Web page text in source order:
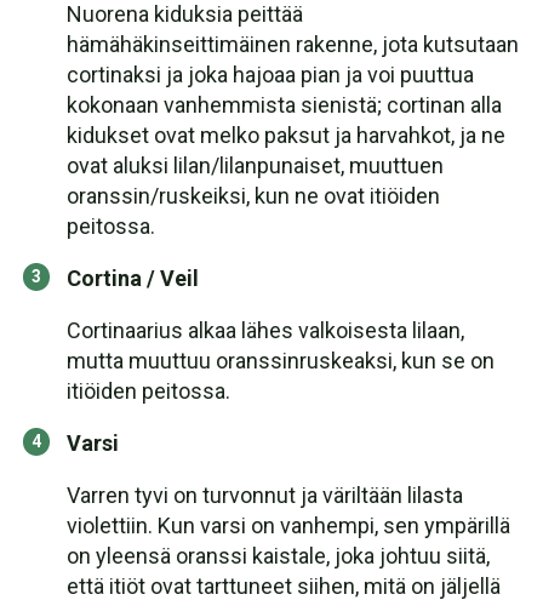
Nuorena kiduksia peittää
hämähäkinseittimäinen rakenne, jota kutsutaan
cortinaksi ja joka hajoaa pian ja voi puuttua
kokonaan vanhemmista sienistä; cortinan alla
kidukset ovat melko paksut ja harvahkot, ja ne
ovat aluksi lilan/lilanpunaiset, muuttuen
oranssin/ruskeiksi, kun ne ovat itiöiden
peitossa.
Cortina / Veil
Cortinaarius alkaa lähes valkoisesta lilaan,
mutta muuttuu oranssinruskeaksi, kun se on
itiöiden peitossa.
Varsi
Varren tyvi on turvonnut ja väriltään lilasta
violettiin. Kun varsi on vanhempi, sen ympärillä
on yleensä oranssi kaistale, joka johtuu siitä,
että itiöt ovat tarttuneet siihen, mitä on jäljellä